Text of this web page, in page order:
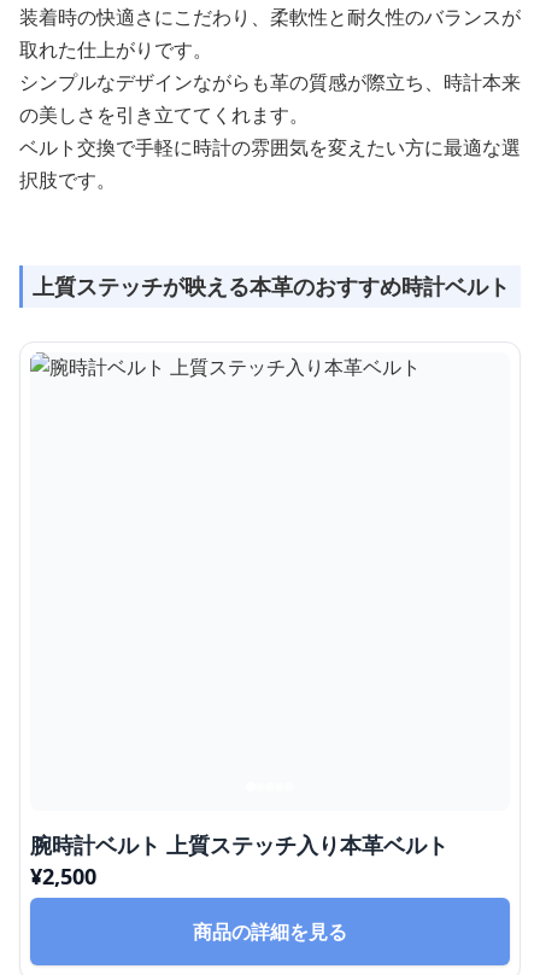
装着時の快適さにこだわり、柔軟性と耐久性のバランスが
取れた仕上がりです。
シンプルなデザインながらも革の質感が際立ち、時計本来
の美しさを引き立ててくれます。
ベルト交換で手軽に時計の雰囲気を変えたい方に最適な選
択肢です。
上質ステッチが映える本革のおすすめ時計ベルト
腕時計ベルト 上質ステッチ入り本革ベルト
¥2,500
商品の詳細を見る